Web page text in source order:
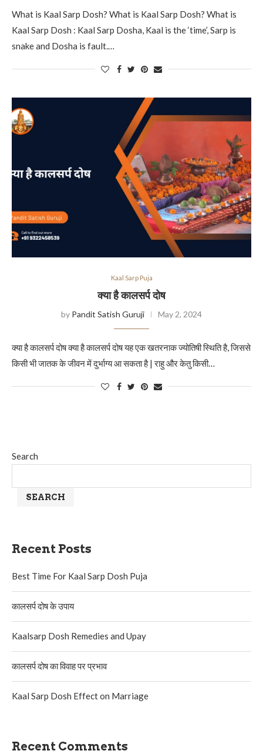
What is Kaal Sarp Dosh? What is Kaal Sarp Dosh? What is
Kaal Sarp Dosh : Kaal Sarp Dosha, Kaal is the ‘time’, Sarp is
snake and Dosha is fault.…
Kaal Sarp Puja
क्या है कालसर्प दोष
by Pandit Satish Guruji May 2, 2024
क्या है कालसर्प दोष क्या है कालसर्प दोष यह एक खतरनाक ज्योतिषी स्थिति है, जिससे
किसी भी जातक के जीवन में दुर्भाग्य आ सकता है | राहु और केतु किसी…
Search
SEARCH
Recent Posts
Best Time For Kaal Sarp Dosh Puja
कालसर्प दोष के उपाय
Kaalsarp Dosh Remedies and Upay
कालसर्प दोष का विवाह पर प्रभाव
Kaal Sarp Dosh Effect on Marriage
Recent Comments